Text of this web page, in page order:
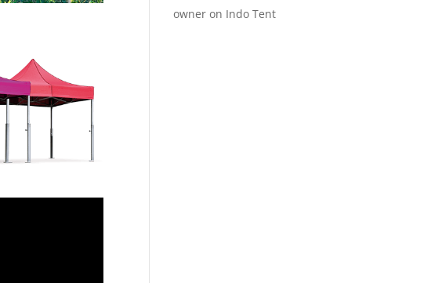
owner on Indo Tent